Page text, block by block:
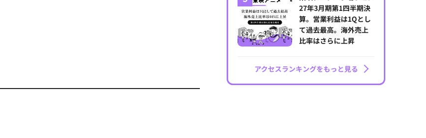
27年3月期第1四半期決
算。営業利益は1Qとし
て過去最高。海外売上
比率はさらに上昇
アクセスランキングをもっと見る